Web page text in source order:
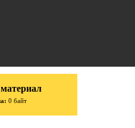
0 байт